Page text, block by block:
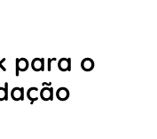
para o